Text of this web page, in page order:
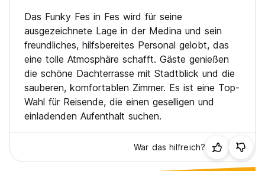
Das Funky Fes in Fes wird für seine
ausgezeichnete Lage in der Medina und sein
freundliches, hilfsbereites Personal gelobt, das
eine tolle Atmosphäre schafft. Gäste genießen
die schöne Dachterrasse mit Stadtblick und die
sauberen, komfortablen Zimmer. Es ist eine Top-
Wahl für Reisende, die einen geselligen und
einladenden Aufenthalt suchen.
War das hilfreich?